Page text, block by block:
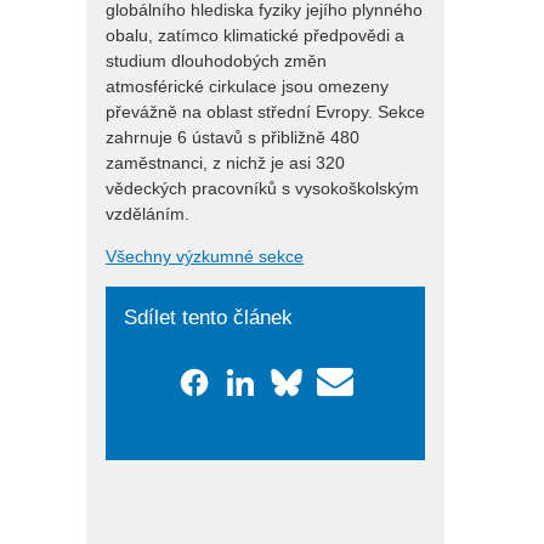
globálního hlediska fyziky jejího plynného
obalu, zatímco klimatické předpovědi a
studium dlouhodobých změn
atmosférické cirkulace jsou omezeny
převážně na oblast střední Evropy. Sekce
zahrnuje 6 ústavů s přibližně 480
zaměstnanci, z nichž je asi 320
vědeckých pracovníků s vysokoškolským
vzděláním.
Všechny výzkumné sekce
Sdílet tento článek